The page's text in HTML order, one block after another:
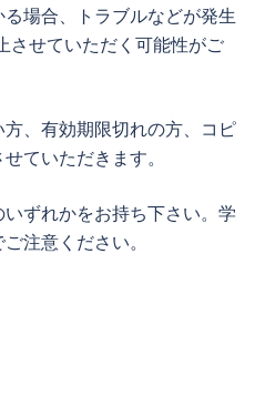
場合、トラブルなどが発生
させていただく可能性がご
方、有効期限切れの方、コピ
ていただきます。
いずれかをお持ち下さい。学
注意ください。